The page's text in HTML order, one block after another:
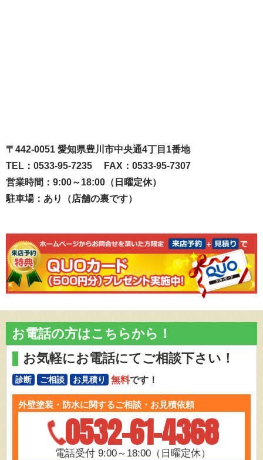
〒442-0051 愛知県豊川市中央通4丁目1番地
TEL：0533-95-7235 FAX：0533-95-7307
営業時間：9:00～18:00（日曜定休）
駐車場：あり（店舗の裏です）
お電話の方はこちらから！
お気軽にお電話にてご相談下さい！
診断 ご相談 お見積り 無料です！
外壁塗装・防水に関するご相談・お見積依頼
0532-61-4368
電話受付 9:00～18:00（日曜定休）